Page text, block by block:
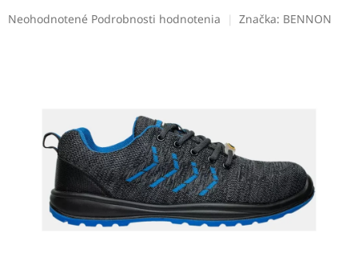
Priemerné
Neohodnotené Podrobnosti hodnotenia Značka: BENNON